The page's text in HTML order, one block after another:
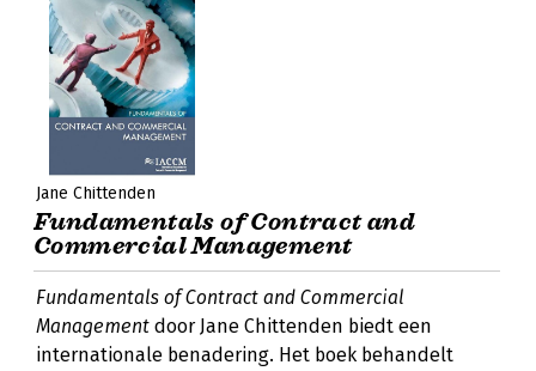
Jane Chittenden
Fundamentals of Contract and
Commercial Management
Fundamentals of Contract and Commercial
Management door Jane Chittenden biedt een
internationale benadering. Het boek behandelt